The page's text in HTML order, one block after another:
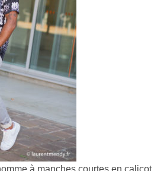
à manches courtes en calicot